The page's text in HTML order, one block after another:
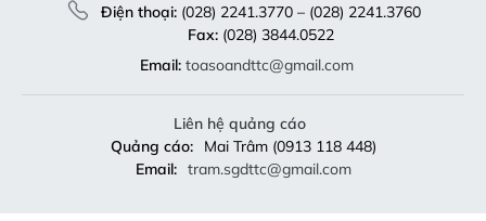
Điện thoại:(028) 2241.3770 – (028) 2241.3760
Fax:(028) 3844.0522
Email: toasoandttc@gmail.com
Liên hệ quảng cáo
Quảng cáo:
Mai Trâm (0913 118 448)
Email: tram.sgdttc@gmail.com